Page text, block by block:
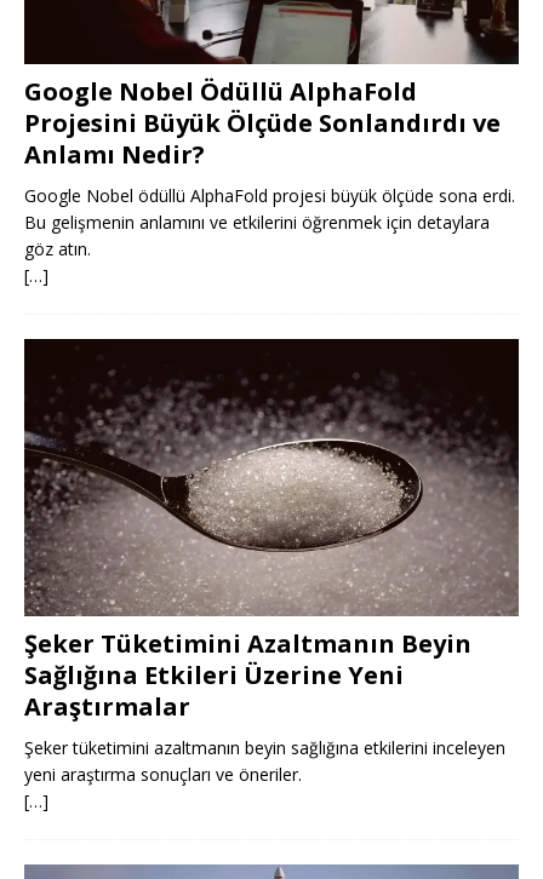
Google Nobel Ödüllü AlphaFold
Projesini Büyük Ölçüde Sonlandırdı ve
Anlamı Nedir?
Google Nobel ödüllü AlphaFold projesi büyük ölçüde sona erdi.
Bu gelişmenin anlamını ve etkilerini öğrenmek için detaylara
göz atın.
[…]
Şeker Tüketimini Azaltmanın Beyin
Sağlığına Etkileri Üzerine Yeni
Araştırmalar
Şeker tüketimini azaltmanın beyin sağlığına etkilerini inceleyen
yeni araştırma sonuçları ve öneriler.
[…]